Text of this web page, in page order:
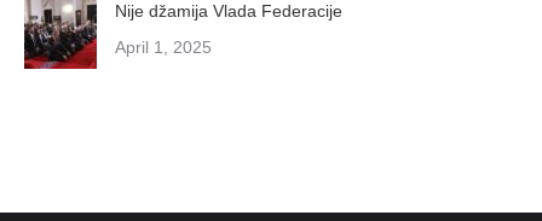
Nije džamija Vlada Federacije
April 1, 2025